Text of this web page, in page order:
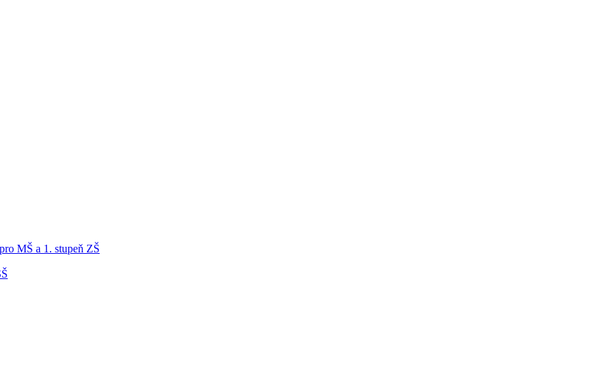
MŠ a 1. stupeň ZŠ